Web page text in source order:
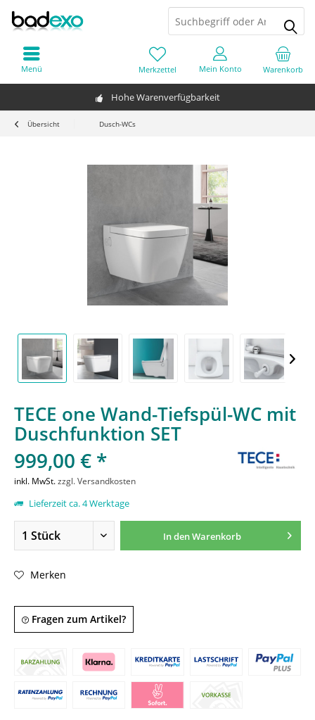
Hohe Warenverfügbarkeit
Warenkorb
Merkzettel Mein Konto
Menü
Übersicht Dusch-WCs
TECE one Wand-Tiefspül-WC mit
Duschfunktion SET
999,00 € *
inkl. MwSt.zzgl. Versandkosten
Lieferzeit ca. 4 Werktage
In denWarenkorb
Merken
Fragen zum Artikel?